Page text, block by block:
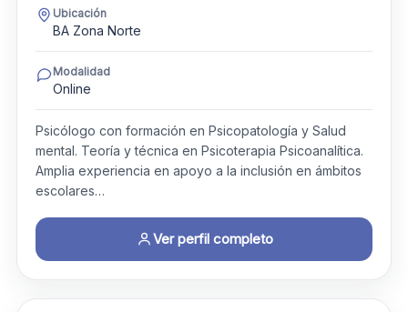
Ubicación
BA Zona Norte
Modalidad
Online
Psicólogo con formación en Psicopatología y Salud
mental. Teoría y técnica en Psicoterapia Psicoanalítica.
Amplia experiencia en apoyo a la inclusión en ámbitos
escolares…
Ver perfil completo